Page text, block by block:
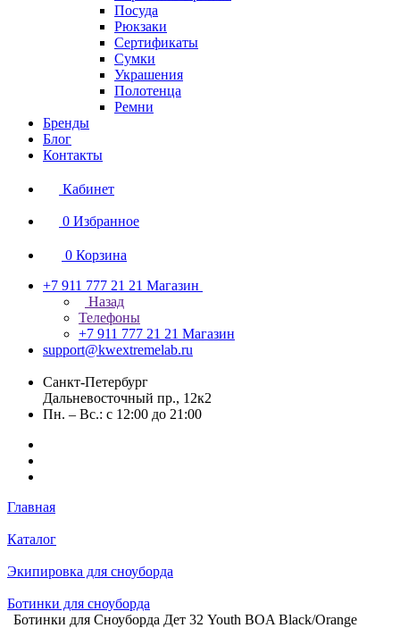
Посуда
Рюкзаки
Сертификаты
Сумки
Украшения
Полотенца
Ремни
Бренды
Блог
Контакты
Кабинет
0 Избранное
0 Корзина
+7 911 777 21 21 Магазин
Назад
Телефоны
+7 911 777 21 21 Магазин
support@kwextremelab.ru
Санкт-Петербург
Дальневосточный пр., 12к2
Пн. – Вс.: с 12:00 до 21:00
Главная
Каталог
Экипировка для сноуборда
Ботинки для сноуборда
Ботинки для Сноуборда Дет 32 Youth BOA Black/Orange